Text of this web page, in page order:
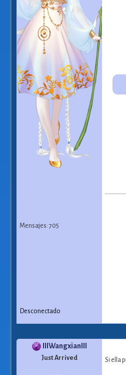
Mensajes: 705
Desconectado
IIIWangxianIII
Just Arrived Si ella